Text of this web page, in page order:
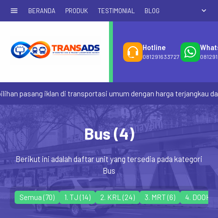
menu BERANDA PRODUK TESTIMONIAL BLOG expand_more
Hotline
081291633727
pasang iklan di transportasi umum dengan harga terjangkau dan
Bus (4)
Berikut ini adalah daftar unit yang tersedia pada kategori
Bus
Semua (70) 1. TJ (14) 2. KRL (24) 3. MRT (6) 4. DOOH